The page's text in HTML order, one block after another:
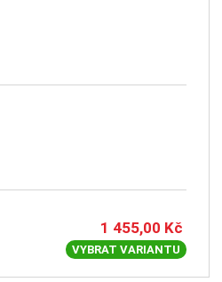
1 455,00 Kč
VYBRAT VARIANTU